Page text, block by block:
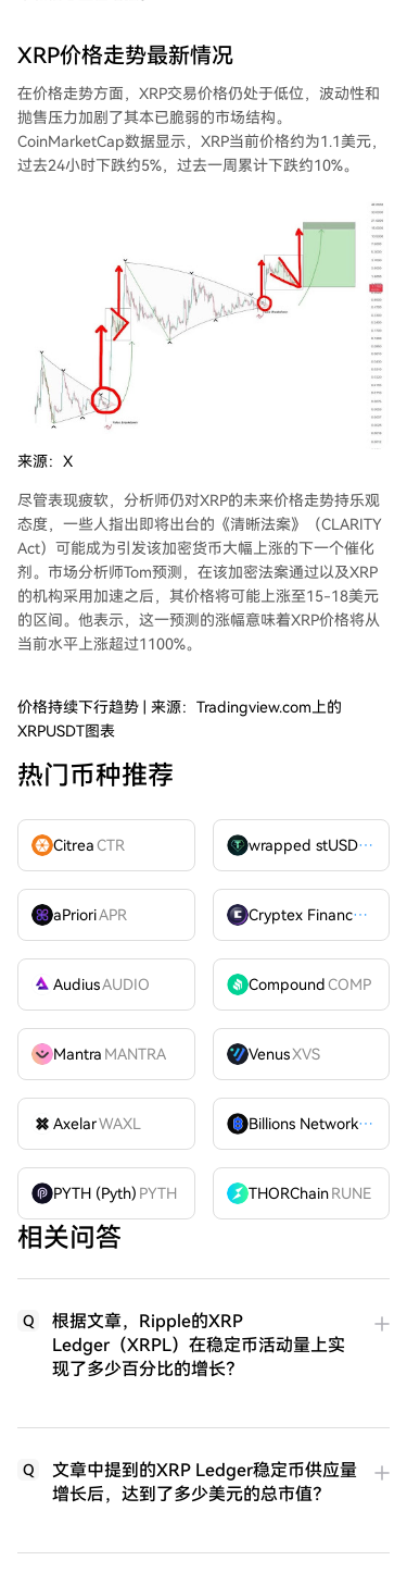
XRP价格走势最新情况
在价格走势方面， XRP交易价格仍处于低位，波动性和
抛售压力加剧了其本已脆弱的市场结构。
CoinMarketCap数据显示，XRP当前价格约为1.1美元，
过去24小时下跌约5%，过去一周累计下跌约10%。
来源：X
尽管表现疲软， 分析师仍对XRP的未来价格走势持乐观
态度，一些人指出即将出台的 《清晰法案》（CLARITY
Act） 可能成为引发该加密货币大幅上涨的下一个催化
剂。市场分析师Tom预测 ，在该加密法案通过以及XRP
的机构采用加速之后，其价格将可能上涨至15-18美元
的区间。他表示，这一预测的涨幅意味着XRP价格将从
当前水平上涨超过1100%。
价格持续下行趋势 | 来源：Tradingview.com上的
XRPUSDT图表
热门币种推荐
CitreaCTR wrapped stUSDT
aPrioriAPR Cryptex FinanceCTX
AudiusAUDIO CompoundCOMP
Mantra MANTRA VenusXVS
AxelarWAXL Billions Network
BILL
PYTH (Pyth) PYTH THORChain RUNE
相关问答
Q
根据文章，Ripple的XRP
Ledger（XRPL）在稳定币活动量上实
现了多少百分比的增长？
Q
文章中提到的XRP Ledger稳定币供应量
增长后，达到了多少美元的总市值？